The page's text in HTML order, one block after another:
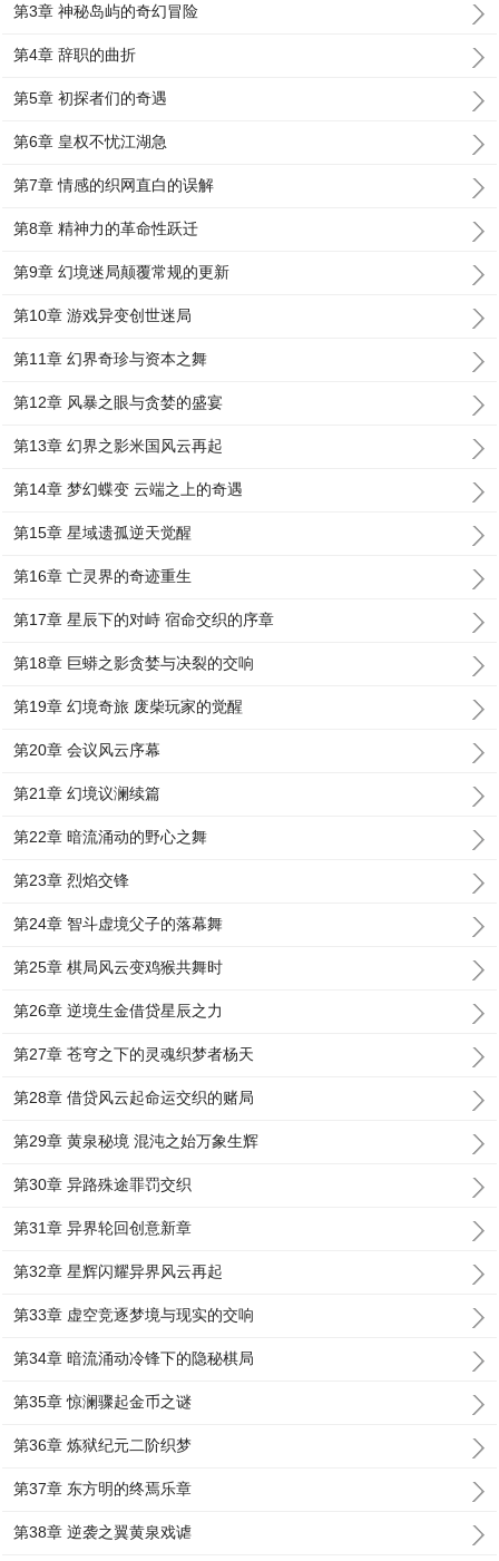
第3章 神秘岛屿的奇幻冒险
第4章 辞职的曲折
第5章 初探者们的奇遇
第6章 皇权不忧江湖急
第7章 情感的织网直白的误解
第8章 精神力的革命性跃迁
第9章 幻境迷局颠覆常规的更新
第10章 游戏异变创世迷局
第11章 幻界奇珍与资本之舞
第12章 风暴之眼与贪婪的盛宴
第13章 幻界之影米国风云再起
第14章 梦幻蝶变 云端之上的奇遇
第15章 星域遗孤逆天觉醒
第16章 亡灵界的奇迹重生
第17章 星辰下的对峙 宿命交织的序章
第18章 巨蟒之影贪婪与决裂的交响
第19章 幻境奇旅 废柴玩家的觉醒
第20章 会议风云序幕
第21章 幻境议澜续篇
第22章 暗流涌动的野心之舞
第23章 烈焰交锋
第24章 智斗虚境父子的落幕舞
第25章 棋局风云变鸡猴共舞时
第26章 逆境生金借贷星辰之力
第27章 苍穹之下的灵魂织梦者杨天
第28章 借贷风云起命运交织的赌局
第29章 黄泉秘境 混沌之始万象生辉
第30章 异路殊途罪罚交织
第31章 异界轮回创意新章
第32章 星辉闪耀异界风云再起
第33章 虚空竞逐梦境与现实的交响
第34章 暗流涌动冷锋下的隐秘棋局
第35章 惊澜骤起金币之谜
第36章 炼狱纪元二阶织梦
第37章 东方明的终焉乐章
第38章 逆袭之翼黄泉戏谑